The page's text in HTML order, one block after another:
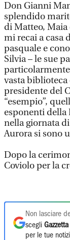
Don Gianni
splendido
di Matteo, Maia
mi recai a casa
pasquale e
Silvia – le sue
vasta
presidente del
“esempio”,
esponenti della
nella giornata
Aurora si sono
Dopo la
Coviolo per la
Non lasciare
scegli
per le tue